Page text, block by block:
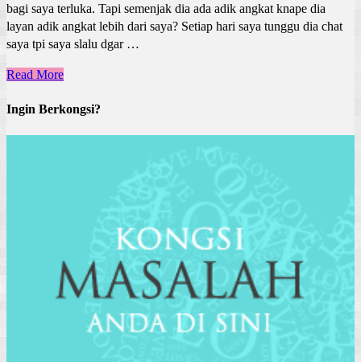
bagi saya terluka. Tapi semenjak dia ada adik angkat knape dia
layan adik angkat lebih dari saya? Setiap hari saya tunggu dia chat
saya tpi saya slalu dgar …
Read More
Ingin Berkongsi?